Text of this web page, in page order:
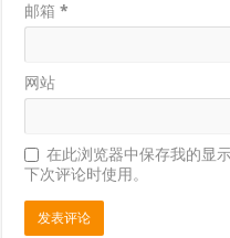
邮箱*
网站
在此浏览器中保存我的显
下次评论时使用。